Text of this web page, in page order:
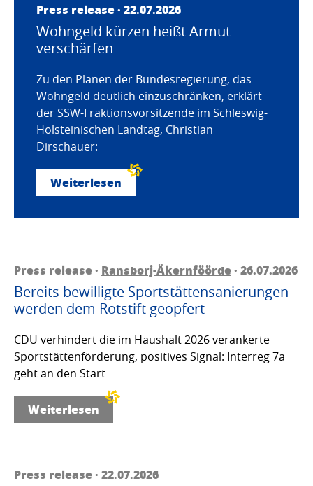
Press release · 22.07.2026
Wohngeld kürzen heißt Armut
verschärfen
Zu den Plänen der Bundesregierung, das
Wohngeld deutlich einzuschränken, erklärt
der SSW-Fraktionsvorsitzende im Schleswig-
Holsteinischen Landtag, Christian
Dirschauer:
Weiterlesen
Press release · Ransborj-Äkernföörde· 26.07.2026
Bereits bewilligte Sportstättensanierungen
werden dem Rotstift geopfert
CDU verhindert die im Haushalt 2026 verankerte
Sportstättenförderung, positives Signal: Interreg 7a
geht an den Start
Weiterlesen
Press release · 22.07.2026